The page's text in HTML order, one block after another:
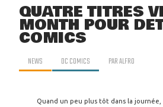
QUATRE TITRES
MONTH POUR
COMICS
NEWS DC COMICS PARALFRO
Quand un peu plus tôt dans la